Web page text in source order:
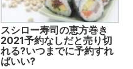
スシロー寿司の恵方巻き
2021予約なしだと売り切
れる?いつまでに予約すれ
ばいい?